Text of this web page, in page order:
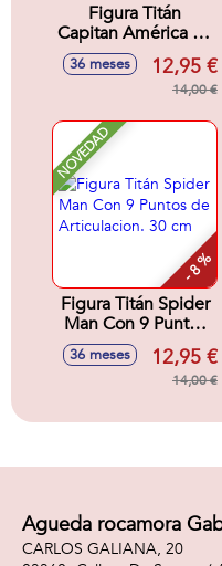
Figura Titán
Capitan América 30
cm
36 meses 12,95 €
14,00 €
NOVEDAD
- 8 %
Figura Titán Spider
Man Con 9 Puntos
de Articulacion. 30
cm
36 meses 12,95 €
14,00 €
Agueda rocamora
CARLOS GALIANA, 20